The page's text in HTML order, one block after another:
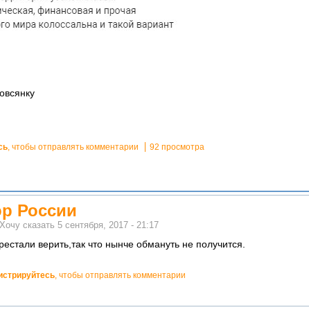
, чтобы отправлять комментарии 92 просмотра
России
Хочу сказать 5 сентября, 2017 - 21:17
верить,так что нынче обмануть не получится.
, чтобы отправлять комментарии